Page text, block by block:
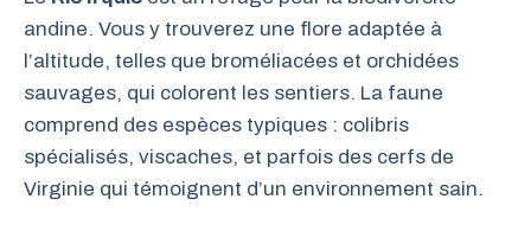
andine. Vous y trouverez une flore adaptée à
l’altitude, telles que broméliacées et orchidées
sauvages, qui colorent les sentiers. La faune
comprend des espèces typiques : colibris
spécialisés, viscaches, et parfois des cerfs de
Virginie qui témoignent d’un environnement sain.